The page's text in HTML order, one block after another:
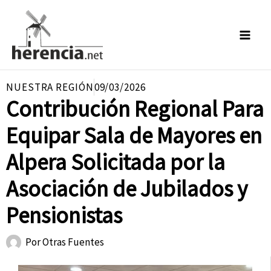
contenido
NUESTRA REGIÓN09/03/2026
Contribución Regional Para
Equipar Sala de Mayores en
Alpera Solicitada por la
Asociación de Jubilados y
Pensionistas
PorOtras Fuentes